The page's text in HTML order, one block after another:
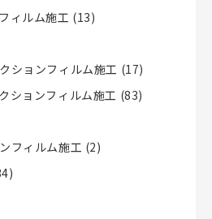
ィルム施工 (13)
ションフィルム施工 (17)
ションフィルム施工 (83)
フィルム施工 (2)